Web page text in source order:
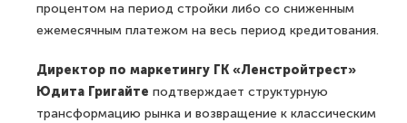
процентом на период стройки либо со сниженным
ежемесячным платежом на весь период кредитования.
Директор по маркетингу ГК «Ленстройтрест»
Юдита Григайте подтверждает структурную
трансформацию рынка и возвращение к классическим